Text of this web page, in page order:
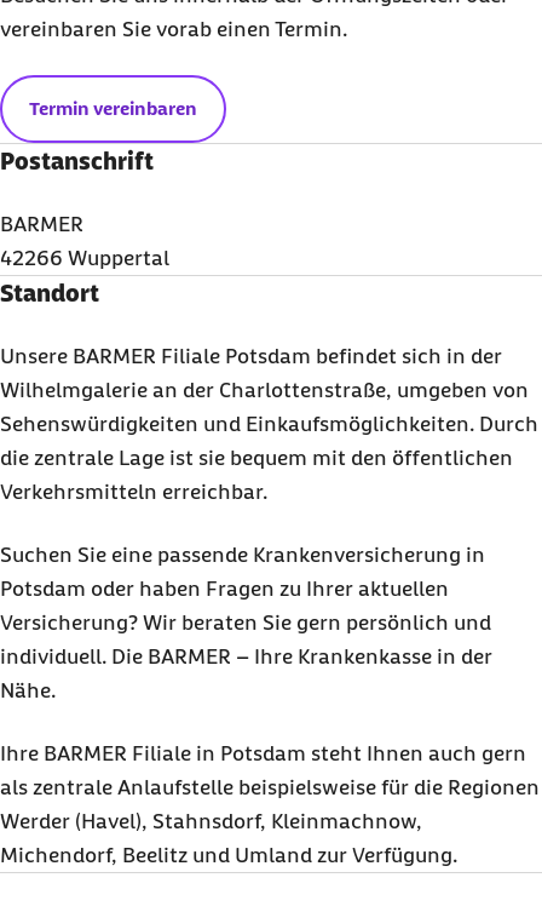
vereinbaren Sie vorab einen Termin.
Termin vereinbaren
Postanschrift
BARMER
42266 Wuppertal
Standort
Unsere BARMER Filiale Potsdam befindet sich in der
Wilhelmgalerie an der Charlottenstraße, umgeben von
Sehenswürdigkeiten und Einkaufsmöglichkeiten. Durch
die zentrale Lage ist sie bequem mit den öffentlichen
Verkehrsmitteln erreichbar.
Suchen Sie eine passende Krankenversicherung in
Potsdam oder haben Fragen zu Ihrer aktuellen
Versicherung? Wir beraten Sie gern persönlich und
individuell. Die BARMER – Ihre Krankenkasse in der
Nähe.
Ihre BARMER Filiale in Potsdam steht Ihnen auch gern
als zentrale Anlaufstelle beispielsweise für die Regionen
Werder (Havel), Stahnsdorf, Kleinmachnow,
Michendorf, Beelitz und Umland zur Verfügung.